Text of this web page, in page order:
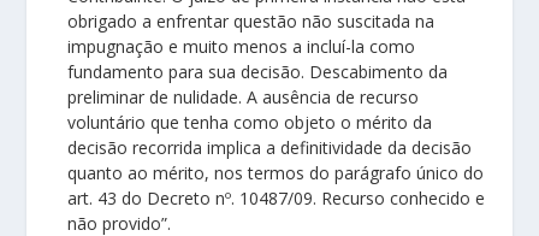
obrigado a enfrentar questão não suscitada na
impugnação e muito menos a incluí-la como
fundamento para sua decisão. Descabimento da
preliminar de nulidade. A ausência de recurso
voluntário que tenha como objeto o mérito da
decisão recorrida implica a definitividade da decisão
quanto ao mérito, nos termos do parágrafo único do
art. 43 do Decreto nº. 10487/09. Recurso conhecido e
não provido”.